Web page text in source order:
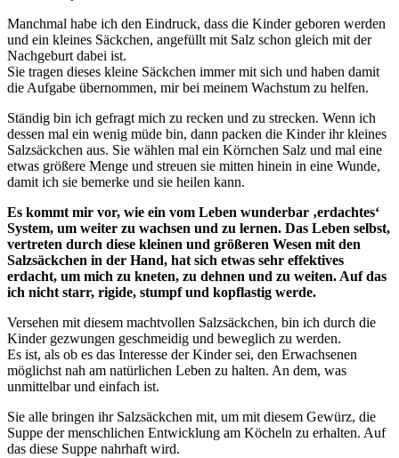
Manchmal habe ich den Eindruck, dass die Kinder geboren werden
und ein kleines Säckchen, angefüllt mit Salz schon gleich mit der
Nachgeburt dabei ist.
Sie tragen dieses kleine Säckchen immer mit sich und haben damit
die Aufgabe übernommen, mir bei meinem Wachstum zu helfen.
Ständig bin ich gefragt mich zu recken und zu strecken. Wenn ich
dessen mal ein wenig müde bin, dann packen die Kinder ihr kleines
Salzsäckchen aus. Sie wählen mal ein Körnchen Salz und mal eine
etwas größere Menge und streuen sie mitten hinein in eine Wunde,
damit ich sie bemerke und sie heilen kann.
Es kommt mir vor, wie ein vom Leben wunderbar ‚erdachtes‘
System, um weiter zu wachsen und zu lernen. Das Leben selbst,
vertreten durch diese kleinen und größeren Wesen mit den
Salzsäckchen in der Hand, hat sich etwas sehr effektives
erdacht, um mich zu kneten, zu dehnen und zu weiten. Auf das
ich nicht starr, rigide, stumpf und kopflastig werde.
Versehen mit diesem machtvollen Salzsäckchen, bin ich durch die
Kinder gezwungen geschmeidig und beweglich zu werden.
Es ist, als ob es das Interesse der Kinder sei, den Erwachsenen
möglichst nah am natürlichen Leben zu halten. An dem, was
unmittelbar und einfach ist.
Sie alle bringen ihr Salzsäckchen mit, um mit diesem Gewürz, die
Suppe der menschlichen Entwicklung am Köcheln zu erhalten. Auf
das diese Suppe nahrhaft wird.